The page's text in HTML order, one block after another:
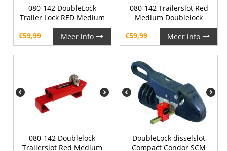
080-142 DoubleLock
Trailer Lock RED Medium
€59,99 Meer info
080-142 Trailerslot Red
Medium Doublelock
€59,99 Meer info
080-142 Doublelock
Trailerslot Red Medium
DoubleLock disselslot
Compact Condor SCM